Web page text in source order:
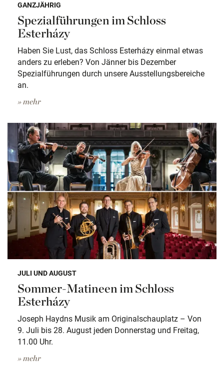
GANZJÄHRIG
Spezialführungen im Schloss
Esterházy
Haben Sie Lust, das Schloss Esterházy einmal etwas
anders zu erleben? Von Jänner bis Dezember
Spezialführungen durch unsere Ausstellungsbereiche
an.
» mehr
JULI UND AUGUST
Sommer-Matineen im Schloss
Esterházy
Joseph Haydns Musik am Originalschauplatz – Von
9. Juli bis 28. August jeden Donnerstag und Freitag,
11.00 Uhr.
» mehr